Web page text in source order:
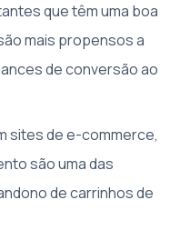
que têm uma boa
mais propensos a
de conversão ao
sites de e-commerce,
são uma das
de carrinhos de